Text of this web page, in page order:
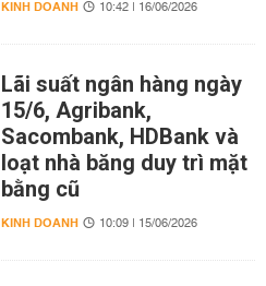
KINH DOANH 10:42 | 16/06/2026
Lãi suất ngân hàng ngày
15/6, Agribank,
Sacombank, HDBank và
loạt nhà băng duy trì mặt
bằng cũ
KINH DOANH 10:09 | 15/06/2026